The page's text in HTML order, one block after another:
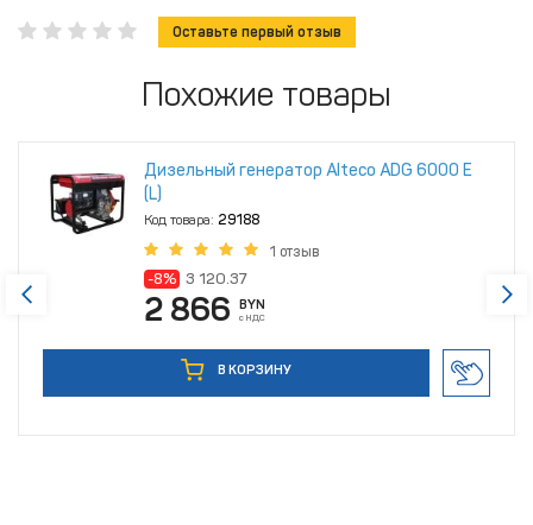
Оставьте первый отзыв
Похожие товары
Дизельный генератор Alteco ADG 6000 Е
(L)
Код товара: 29188
1 отзыв
-8% 3 120.37
2 866 BYN
с НДС
В КОРЗИНУ